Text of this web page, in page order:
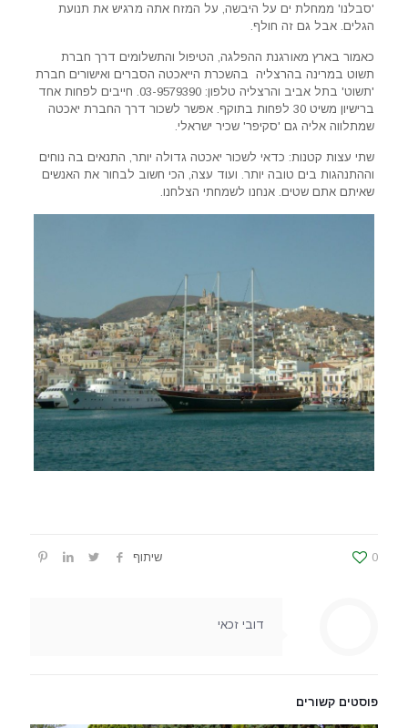
'סבלנו' ממחלת ים על היבשה, על המזח אתה מרגיש את תנועת
הגלים. אבל גם זה חולף.
כאמור בארץ מאורגנת ההפלגה, הטיפול והתשלומים דרך חברת
תשוט במרינה בהרצליה בהשכרת הייאכטה הסברים ואישורים חברת
'תשוט' בתל אביב והרצליה טלפון: 03-9579390. חייבים לפחות אחד
ברישיון משיט 30 לפחות בתוקף. אפשר לשכור דרך החברת יאכטה
שמתלווה אליה גם 'סקיפר' שכיר ישראלי.
שתי עצות קטנות: כדאי לשכור יאכטה גדולה יותר, התנאים בה נוחים
וההתנהגות בים טובה יותר. ועוד עצה, הכי חשוב לבחור את האנשים
שאיתם אתם שטים. אנחנו לשמחתי הצלחנו.
שיתוף 0
דובי זכאי
פוסטים קשורים